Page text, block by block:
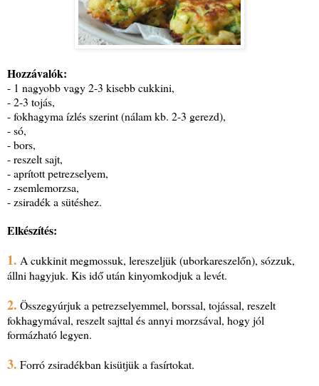
Hozzávalók:
- 1 nagyobb vagy 2-3 kisebb cukkini,
- 2-3 tojás,
- fokhagyma ízlés szerint (nálam kb. 2-3 gerezd),
- só,
- bors,
- reszelt sajt,
- aprított petrezselyem,
- zsemlemorzsa,
- zsiradék a sütéshez.
Elkészítés:
1. A cukkinit megmossuk, lereszeljük (uborkareszelőn), sózzuk,
állni hagyjuk. Kis idő után kinyomkodjuk a levét.
2. Összegyúrjuk a petrezselyemmel, borssal, tojással, reszelt
fokhagymával, reszelt sajttal és annyi morzsával, hogy jól
formázható legyen.
3. Forró zsiradékban kisütjük a fasírtokat.